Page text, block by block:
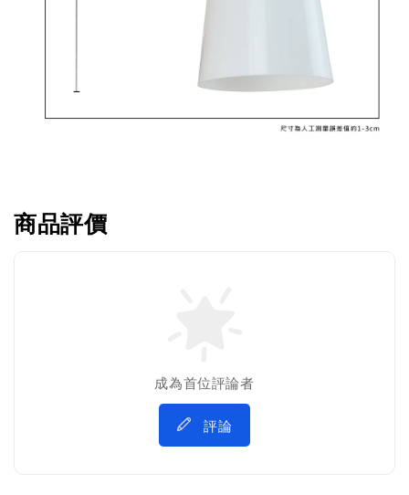
商品評價
成為首位評論者
評論